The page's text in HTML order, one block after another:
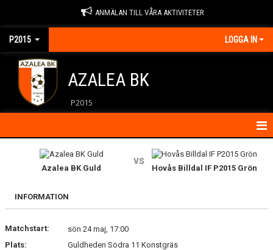
ANMÄLAN TILL VÅRA AKTIVITETER
P2015 LOGGA IN
AZALEA BK
P2015
KONTAKT
MATCHER
Azalea BK Guld
vs
Hovås Billdal IF P2015 Grön
INFORMATION
Matchstart:
sön 24 maj, 17:00
Plats:
Guldheden Södra 11 Konstgräs